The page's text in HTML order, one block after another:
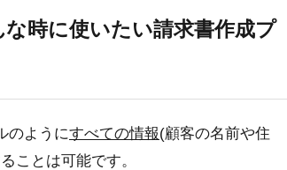
時に使いたい請求書作成プ
のようにすべての情報(顧客の名前や住
ことは可能です。